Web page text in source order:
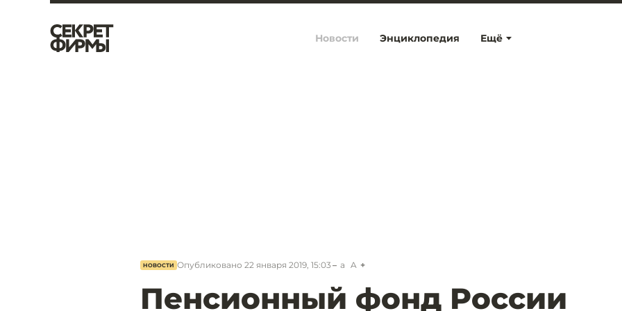
Ещё
Новости Энциклопедия
НОВОСТИ Опубликовано 22 января 2019, 15:03 a A
Пенсионный фонд России